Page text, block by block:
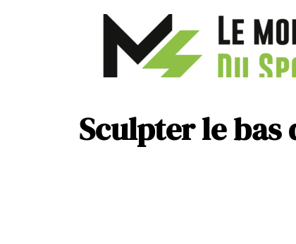
Sculpter le bas